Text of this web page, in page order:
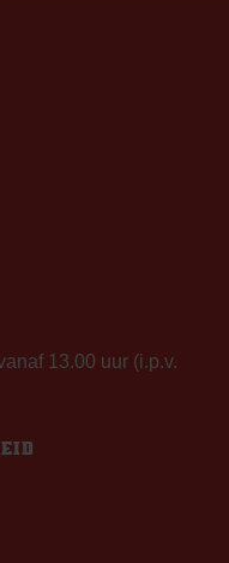
13.00 uur (i.p.v.